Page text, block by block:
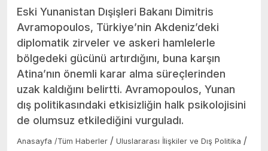
Eski Yunanistan Dışişleri Bakanı Dimitris
Avramopoulos, Türkiye’nin Akdeniz’deki
diplomatik zirveler ve askeri hamlelerle
bölgedeki gücünü artırdığını, buna karşın
Atina’nın önemli karar alma süreçlerinden
uzak kaldığını belirtti. Avramopoulos, Yunan
dış politikasındaki etkisizliğin halk psikolojisini
de olumsuz etkilediğini vurguladı.
Anasayfa /Tüm Haberler / Uluslararası İlişkiler ve Dış Politika /